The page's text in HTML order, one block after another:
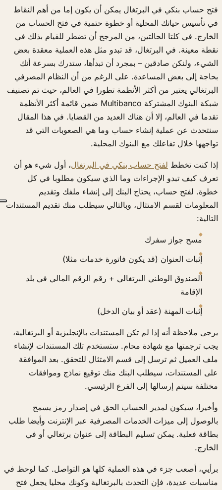
فتح حساب بنكي في البرتغال يمكن أن يكون إما من أهم النقاط
في تأسيس حياتك المحلية أو خطوة حتمية في فتح الحساب من
الخارج. في كلتا الحالتين، من المرجح أن تضطر للقيام بذلك في
نقطة معينة. في البرتغال، قد تبدو مثل هذه العملية معقدة بعض
الشيء، ولنكن صادقين – بمجرد أن تبدأها، ستدرك بسرعة أنك
بحاجة إلى بعض المساعدة. على الرغم من أن النظام المصرفي
البرتغالي يعتبر من أكثر الأنظمة تطورا في العالم، حيث تم تصنيف
شبكة البنوك المشتركة Multibanco ضمن قائمة أكثر الأنظمة
تقدما في العالم، إلا أن هناك العديد من القضايا. في هذا المقال
سنتحدث عن عملية إنشاء حساب وما هي الصعوبات التي قد
تواجهها خلال تفاعلك مع البنوك المحلية.
إذا كنت تخطط لفتح حساب بنكي في البرتغال، أول شيء هو أن
تعرف كيف تبدو الإجراءات وما الذي سيكون مطلوبا في كل
خطوة. لفتح حساب، يحتاج البنك إلى إنشاء ملفك وتقديم
المعلومات لقسم الامتثال، وبالتالي سيطلب منك تقديم المستندات
التالية:
مسح جواز سفرك
إثبات العنوان (قد يكون فاتورة خدمات مثلا)
الصندوق الوطني البرتغالي + رقم الرقم المالي في بلد
الإقامة
إثبات المهنة (عقد أو بيان الدخل)
يرجى ملاحظة أنه إذا لم تكن المستندات بالإنجليزية أو البرتغالية،
يجب ترجمتها مع شهادة محام. ستستخدم تلك المستندات لإنشاء
ملف العميل ثم ترسل إلى قسم الامتثال للتحقق. بعد الموافقة
على المستندات، سيطلب البنك منك توقيع نماذج وموافقات
مختلفة سيتم إرسالها إلى الفرع الرئيسي.
وأخيرا، سيكون لمدير الحساب الحق في إصدار رمز يسمح
بالوصول إلى ميزات الخدمات المصرفية عبر الإنترنت وأيضا طلب
بطاقة فعلية. يمكن تسليم البطاقة إلى عنوان برتغالي أو في
الخارج.
برأيي، أصعب جزء في هذه العملية كلها هو التواصل. كما لوحظ في
مناسبات عديدة، فإن التحدث بالبرتغالية وكونك محليا يجعل فتح